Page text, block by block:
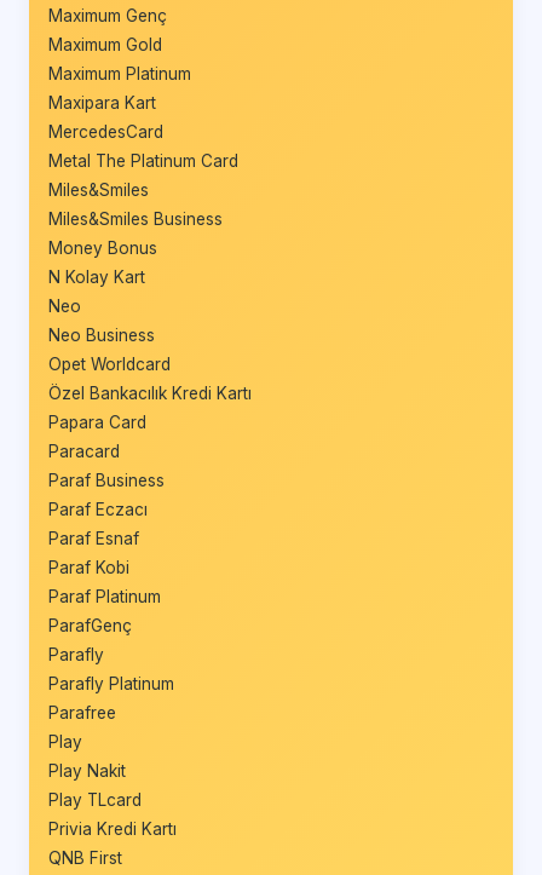
Maximum Genç
Maximum Gold
Maximum Platinum
Maxipara Kart
MercedesCard
Metal The Platinum Card
Miles&Smiles
Miles&Smiles Business
Money Bonus
N Kolay Kart
Neo
Neo Business
Opet Worldcard
Özel Bankacılık Kredi Kartı
Papara Card
Paracard
Paraf Business
Paraf Eczacı
Paraf Esnaf
Paraf Kobi
Paraf Platinum
ParafGenç
Parafly
Parafly Platinum
Parafree
Play
Play Nakit
Play TLcard
Privia Kredi Kartı
QNB First